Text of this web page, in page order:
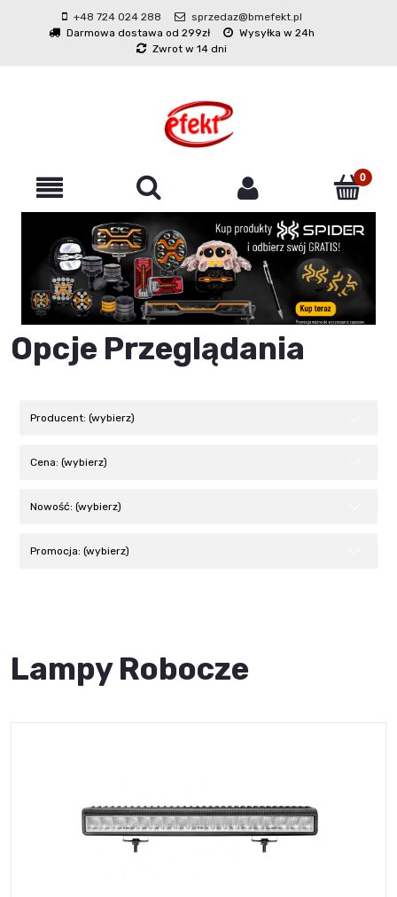
+48 724 024 288
sprzedaz@bmefekt.pl
Darmowa dostawa od 299zł
Wysyłka w 24h
Zwrot w 14 dni
Opcje Przeglądania
Producent: (wybierz)
Cena: (wybierz)
Nowość: (wybierz)
Promocja: (wybierz)
Lampy Robocze